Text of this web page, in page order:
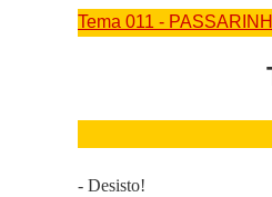
Tema 011 -
- Desisto!